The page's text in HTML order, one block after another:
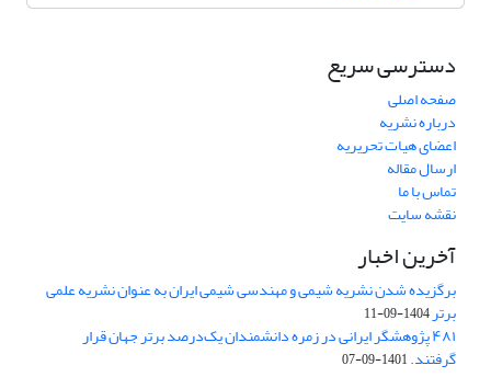
دسترسی سریع
صفحه اصلی
درباره نشریه
اعضای هیات تحریریه
ارسال مقاله
تماس با ما
نقشه سایت
آخرین اخبار
برگزیده شدن نشریه شیمی و مهندسی شیمی ایران به عنوان نشریه علمی
برتر1404-09-11
۴۸۱ پژوهشگر ایرانی در زمره دانشمندان یک‌درصد برتر جهان قرار
گرفتند.1401-09-07